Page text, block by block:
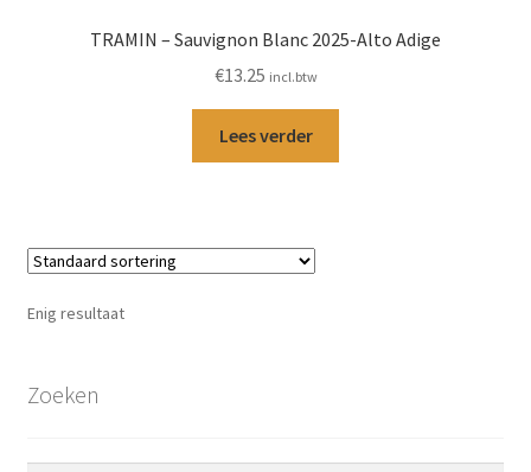
TRAMIN – Sauvignon Blanc 2025-Alto Adige
€13.25 incl.btw
Lees verder
Enig resultaat
Zoeken